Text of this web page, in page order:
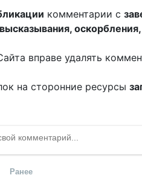
комментарии с
вправе удалять
на сторонние ресурсы
Ранее